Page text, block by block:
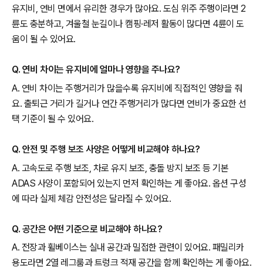
유지비, 연비 면에서 유리한 경우가 많아요. 도심 위주 주행이라면 2
륜도 충분하고, 겨울철 눈길이나 캠핑·레저 활동이 많다면 4륜이 도
움이 될 수 있어요.
Q. 연비 차이는 유지비에 얼마나 영향을 주나요?
A. 연비 차이는 주행거리가 많을수록 유지비에 직접적인 영향을 줘
요. 출퇴근 거리가 길거나 연간 주행거리가 많다면 연비가 중요한 선
택 기준이 될 수 있어요.
Q. 안전 및 주행 보조 사양은 어떻게 비교해야 하나요?
A. 고속도로 주행 보조, 차로 유지 보조, 충돌 방지 보조 등 기본
ADAS 사양이 포함되어 있는지 먼저 확인하는 게 좋아요. 옵션 구성
에 따라 실제 체감 안전성은 달라질 수 있어요.
Q. 공간은 어떤 기준으로 비교해야 하나요?
A. 전장과 휠베이스는 실내 공간과 밀접한 관련이 있어요. 패밀리카
용도라면 2열 레그룸과 트렁크 적재 공간을 함께 확인하는 게 좋아요.